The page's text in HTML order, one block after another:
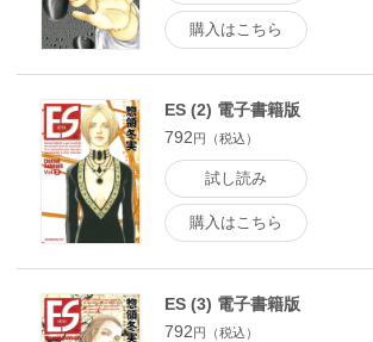
購入はこちら
ES (2) 電子書籍版
792 円（税込）
試し読み
購入はこちら
ES (3) 電子書籍版
792円（税込）